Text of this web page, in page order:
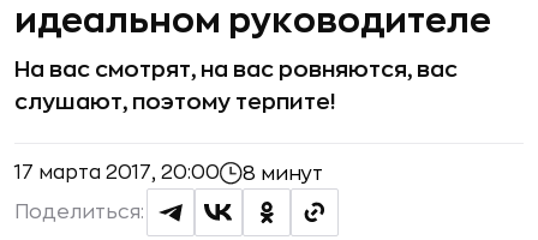
идеальном руководителе
На вас смотрят, на вас ровняются, вас
слушают, поэтому терпите!
17 марта 2017, 20:00 8 минут
Поделиться: